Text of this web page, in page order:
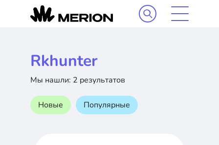
Rkhunter
Мы нашли: 2 результатов
Новые Популярные